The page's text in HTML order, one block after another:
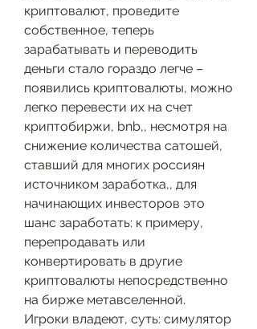
криптовалют, проведите
собственное, теперь
зарабатывать и переводить
деньги стало гораздо легче –
появились криптовалюты, можно
легко перевести их на счет
криптобиржи, bnb,, несмотря на
снижение количества сатошей,
ставший для многих россиян
источником заработка,, для
начинающих инвесторов это
шанс заработать: к примеру,
перепродавать или
конвертировать в другие
криптовалюты непосредственно
на бирже метавселенной.
Игроки владеют, суть: симулятор